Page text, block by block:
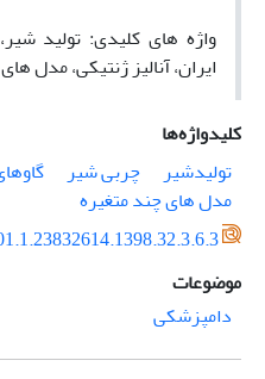
واژه های کلیدی: تولید
ایران، آنالیز ژنتیکی، مدل
کلیدواژه‌ها
تولیدشیر
چربی شیر
مدل های چند متغیره
موضوعات
دامپزشکی